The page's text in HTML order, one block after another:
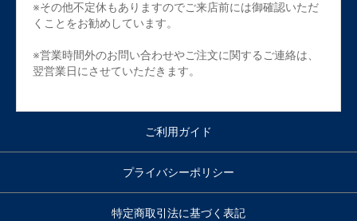
※その他不定休もありますのでご来店前には御確認いただ
くことをお勧めしています。
※営業時間外のお問い合わせやご注文に関するご連絡は、
翌営業日にさせていただきます。
ご利用ガイド
プライバシーポリシー
特定商取引法に基づく表記